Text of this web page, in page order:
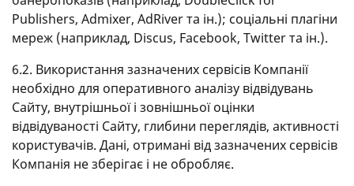
Publishers, Admixer, AdRiver та ін.); соціальні плагіни
мереж (наприклад, Discus, Facebook, Twitter та ін.).
6.2. Використання зазначених сервісів Компанії
необхідно для оперативного аналізу відвідувань
Сайту, внутрішньої і зовнішньої оцінки
відвідуваності Сайту, глибини переглядів, активності
користувачів. Дані, отримані від зазначених сервісів
Компанія не зберігає і не обробляє.